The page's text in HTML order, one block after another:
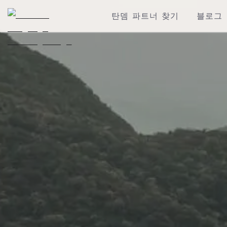
탄뎀 파트너 찾기 블로그